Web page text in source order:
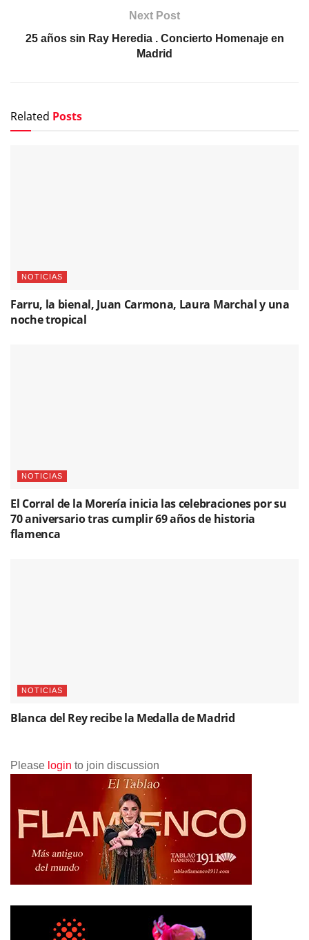
Next Post
25 años sin Ray Heredia . Concierto Homenaje en
Madrid
Related Posts
NOTICIAS
Farru, la bienal, Juan Carmona, Laura Marchal y una
noche tropical
NOTICIAS
El Corral de la Morería inicia las celebraciones por su
70 aniversario tras cumplir 69 años de historia
flamenca
NOTICIAS
Blanca del Rey recibe la Medalla de Madrid
Please login to join discussion